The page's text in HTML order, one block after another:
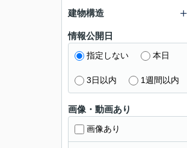
建物構造
情報公開日
指定しない 本日
3日以内 1週間以内
画像・動画あり
画像あり